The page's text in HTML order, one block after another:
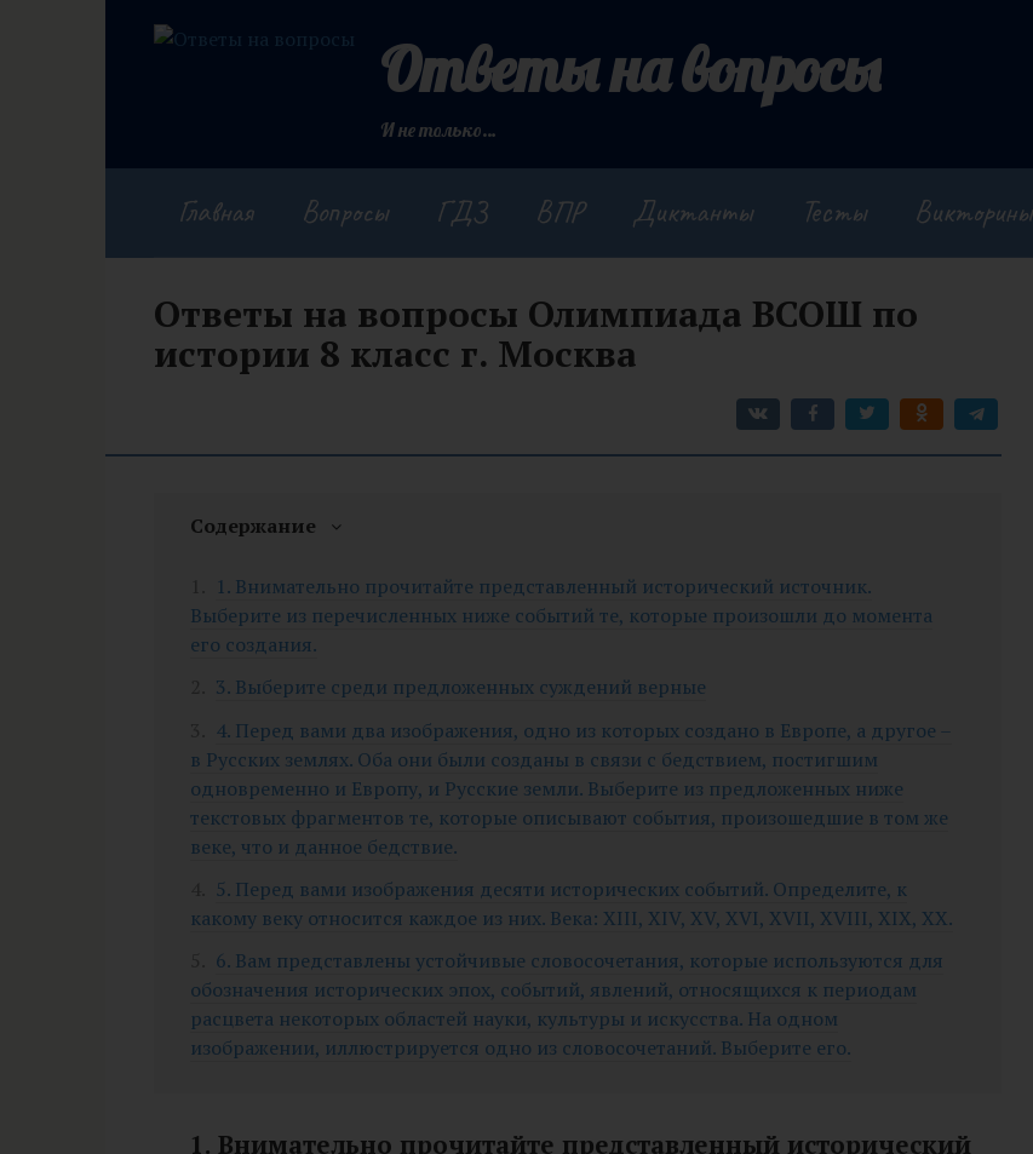
Ответы на вопросы
И не только…
Главная Вопросы ГДЗ ВПР Диктанты Тесты Викторины
Ответы на вопросы Олимпиада ВСОШ по
истории 8 класс г. Москва
Содержание
1. Внимательно прочитайте представленный исторический источник.
Выберите из перечисленных ниже событий те, которые произошли до момента
его создания.
3. Выберите среди предложенных суждений верные
4. Перед вами два изображения, одно из которых создано в Европе, а другое –
в Русских землях. Оба они были созданы в связи с бедствием, постигшим
одновременно и Европу, и Русские земли. Выберите из предложенных ниже
текстовых фрагментов те, которые описывают события, произошедшие в том же
веке, что и данное бедствие.
5. Перед вами изображения десяти исторических событий. Определите, к
какому веку относится каждое из них. Века: XIII, XIV, XV, XVI, XVII, XVIII, XIX, XX.
6. Вам представлены устойчивые словосочетания, которые используются для
обозначения исторических эпох, событий, явлений, относящихся к периодам
расцвета некоторых областей науки, культуры и искусства. На одном
изображении, иллюстрируется одно из словосочетаний. Выберите его.
1. Внимательно прочитайте представленный исторический